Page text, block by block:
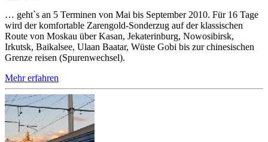
… geht`s an 5 Terminen von Mai bis September 2010. Für 16 Tage
wird der komfortable Zarengold-Sonderzug auf der klassischen
Route von Moskau über Kasan, Jekaterinburg, Nowosibirsk,
Irkutsk, Baikalsee, Ulaan Baatar, Wüste Gobi bis zur chinesischen
Grenze reisen (Spurenwechsel).
Mehr erfahren